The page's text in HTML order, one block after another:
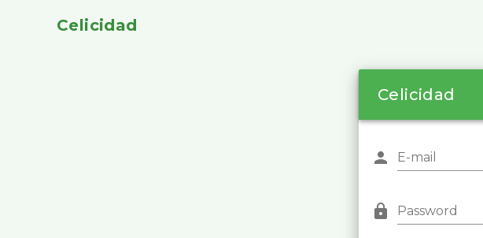
Celicidad
Celicidad
person E-mail
lock Password